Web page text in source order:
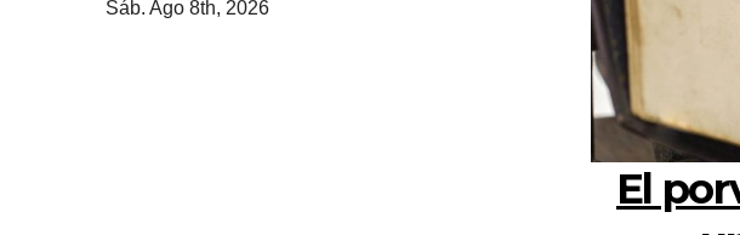
Sáb. Ago 8th, 2026
El